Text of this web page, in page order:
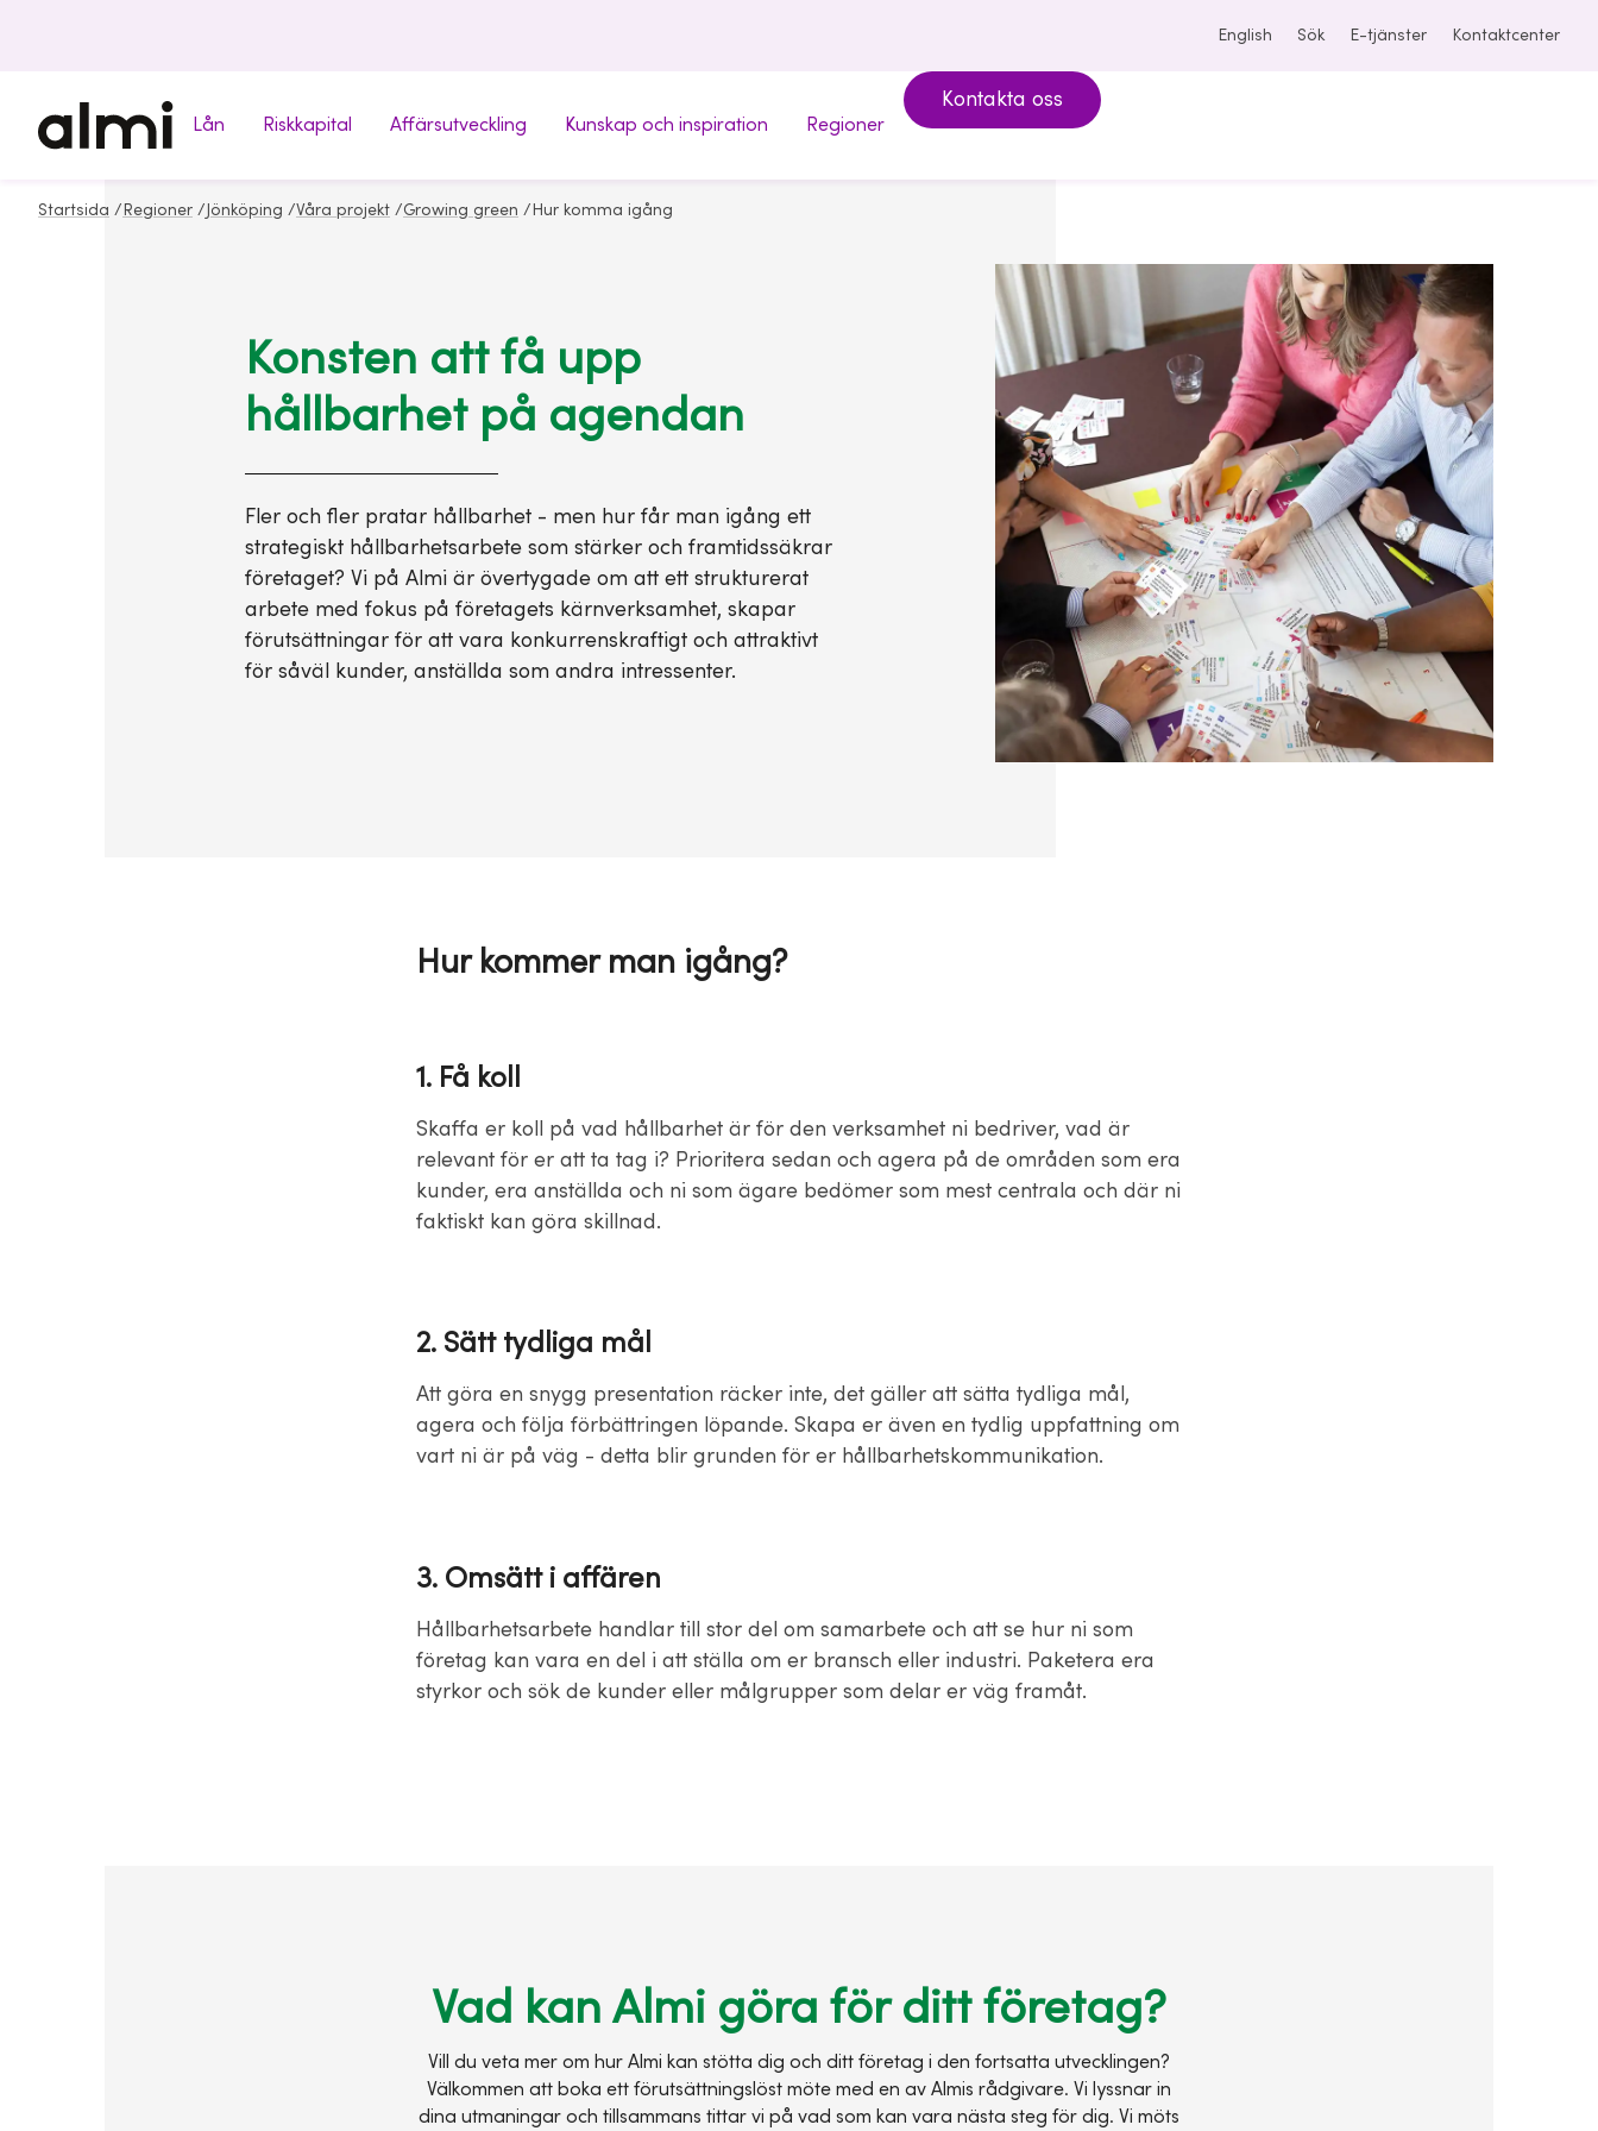
English Sök E-tjänster Kontaktcenter
Lån Riskkapital Affärsutveckling Kunskap och inspiration Regioner
Kontakta oss
Startsida / Regioner / Jönköping /Våra projekt /Growing green / Hur komma igång
Konsten att få upp
hållbarhet på agendan
Fler och fler pratar hållbarhet - men hur får man igång ett
strategiskt hållbarhetsarbete som stärker och framtidssäkrar
företaget? Vi på Almi är övertygade om att ett strukturerat
arbete med fokus på företagets kärnverksamhet, skapar
förutsättningar för att vara konkurrenskraftigt och attraktivt
för såväl kunder, anställda som andra intressenter.
Hur kommer man igång?
1. Få koll
Skaffa er koll på vad hållbarhet är för den verksamhet ni bedriver, vad är
relevant för er att ta tag i? Prioritera sedan och agera på de områden som era
kunder, era anställda och ni som ägare bedömer som mest centrala och där ni
faktiskt kan göra skillnad.
2. Sätt tydliga mål
Att göra en snygg presentation räcker inte, det gäller att sätta tydliga mål,
agera och följa förbättringen löpande. Skapa er även en tydlig uppfattning om
vart ni är på väg - detta blir grunden för er hållbarhetskommunikation.
3. Omsätt i affären
Hållbarhetsarbete handlar till stor del om samarbete och att se hur ni som
företag kan vara en del i att ställa om er bransch eller industri. Paketera era
styrkor och sök de kunder eller målgrupper som delar er väg framåt.
Vad kan Almi göra för ditt företag?
Vill du veta mer om hur Almi kan stötta dig och ditt företag i den fortsatta utvecklingen?
Välkommen att boka ett förutsättningslöst möte med en av Almis rådgivare. Vi lyssnar in
dina utmaningar och tillsammans tittar vi på vad som kan vara nästa steg för dig. Vi möts